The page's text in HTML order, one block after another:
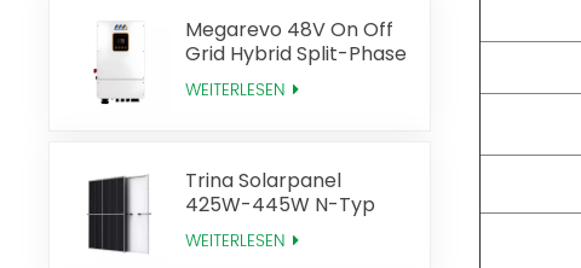
Megarevo 48V On Off
Grid Hybrid Split-Phase
Solar-Wechselrichter
US-Version
WEITERLESEN
Trina Solarpanel
425W-445W N-Typ
Mono Perc
WEITERLESEN